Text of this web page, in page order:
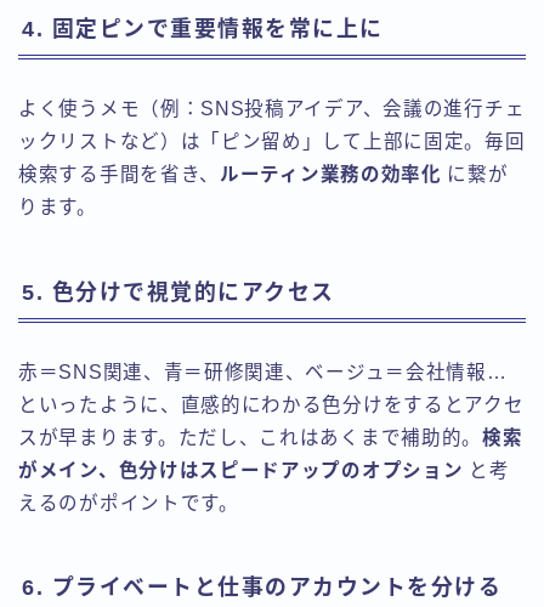
4. 固定ピンで重要情報を常に上に
よく使うメモ（例：SNS投稿アイデア、会議の進行チェ
ックリストなど）は「ピン留め」して上部に固定。毎回
検索する手間を省き、 ルーティン業務の効率化 に繋が
ります。
5. 色分けで視覚的にアクセス
赤＝SNS関連、青＝研修関連、ベージュ＝会社情報…
といったように、直感的にわかる色分けをするとアクセ
スが早まります。ただし、これはあくまで補助的。検索
がメイン、色分けはスピードアップのオプション と考
えるのがポイントです。
6. プライベートと仕事のアカウントを分ける